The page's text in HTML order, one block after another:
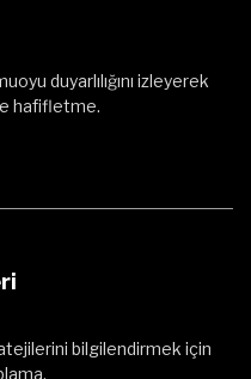
duyarlılığını izleyerek
hafifletme.
bilgilendirmek için